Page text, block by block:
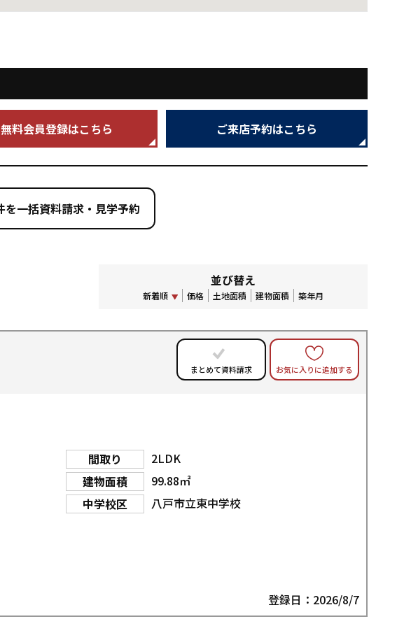
無料会員登録はこちら ご来店予約はこちら
並び替え
新着順 価格 土地面積 建物面積 築年月
まとめて資料請求 お気に入りに追加する
間取り
2LDK
建物面積
99.88㎡
中学校区
八戸市立東中学校
登録日：2026/8/7